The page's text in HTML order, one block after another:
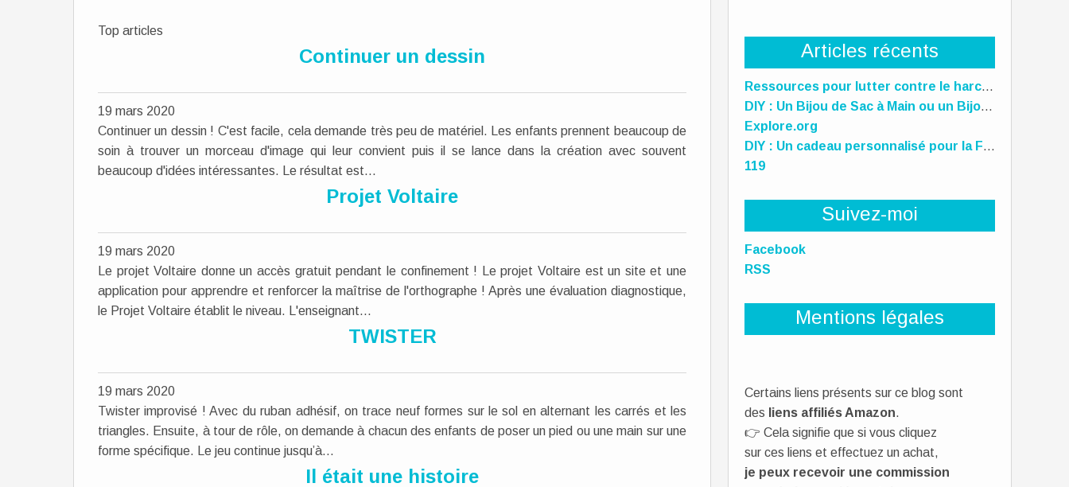
Top articles
Continuer un dessin
19 mars 2020
Continuer un dessin ! C'est facile, cela demande très peu de matériel. Les enfants prennent beaucoup de
soin à trouver un morceau d'image qui leur convient puis il se lance dans la création avec souvent
beaucoup d'idées intéressantes. Le résultat est...
Projet Voltaire
19 mars 2020
Le projet Voltaire donne un accès gratuit pendant le confinement ! Le projet Voltaire est un site et une
application pour apprendre et renforcer la maîtrise de l'orthographe ! Après une évaluation diagnostique,
le Projet Voltaire établit le niveau. L'enseignant...
TWISTER
19 mars 2020
Twister improvisé ! Avec du ruban adhésif, on trace neuf formes sur le sol en alternant les carrés et les
triangles. Ensuite, à tour de rôle, on demande à chacun des enfants de poser un pied ou une main sur une
forme spécifique. Le jeu continue jusqu’à...
Il était une histoire
Articles récents
Ressources pour lutter contre le harcèlement scolaire
DIY : Un Bijou de Sac à Main ou un Bijou de téléphone Unique pour la Fête des Mères !
Explore.org
DIY : Un cadeau personnalisé pour la Fête des Mères, des Pères et des gens qu'on aime !
119
Suivez-moi
Facebook
RSS
Mentions légales
Certains liens présents sur ce blog sont
des liens affiliés Amazon.
👉 Cela signifie que si vous cliquez
sur ces liens et effectuez un achat,
je peux recevoir une commission